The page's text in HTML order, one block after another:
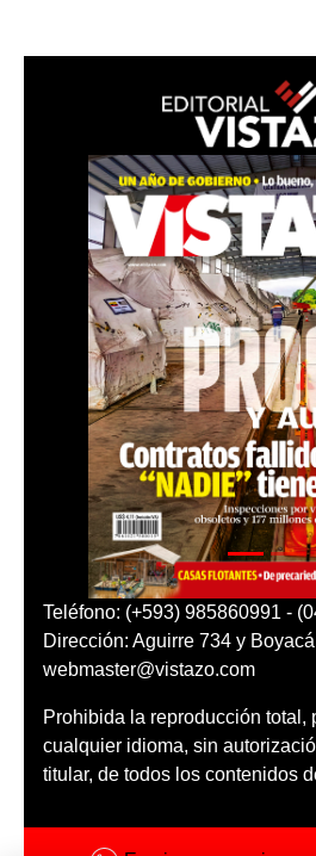
Teléfono: (+593) 985860991 -
Dirección: Aguirre 734 y
webmaster@vistazo.com
Prohibida la reproducción total,
cualquier idioma, sin
titular, de todos los contenidos